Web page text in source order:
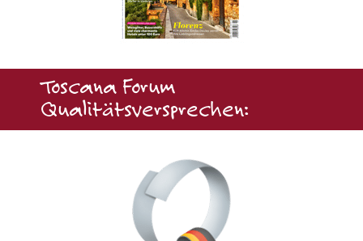
Toscana Forum
Qualitätsversprechen: